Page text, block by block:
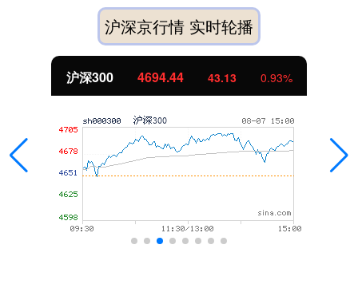
沪深京行情 实时轮播
沪深300 4694.44 43.13 0.93%